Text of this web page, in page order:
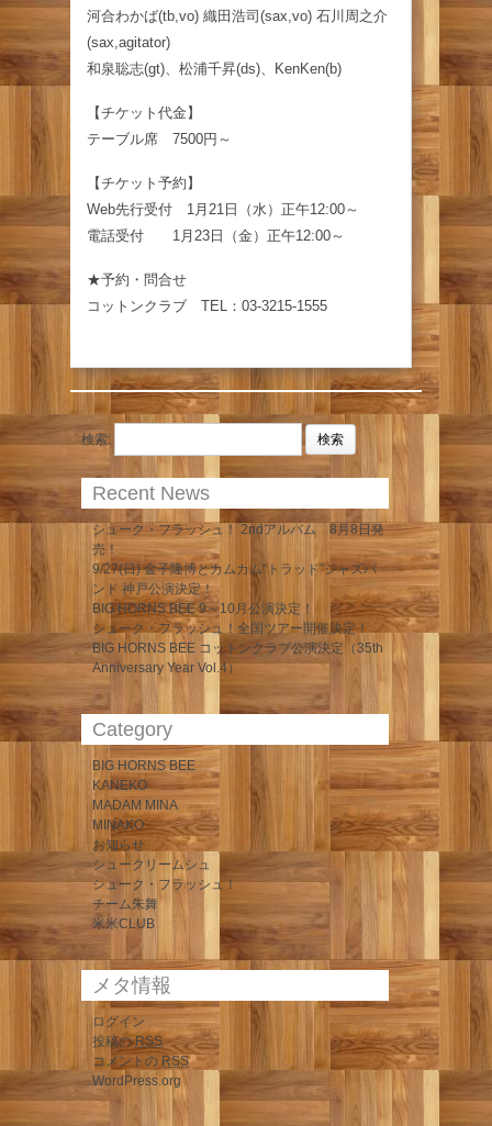
河合わかば(tb,vo) 織田浩司(sax,vo) 石川周之介
(sax,agitator)
和泉聡志(gt)、松浦千昇(ds)、KenKen(b)
【チケット代金】
テーブル席 7500円～
【チケット予約】
Web先行受付 1月21日（水）正午12:00～
電話受付 1月23日（金）正午12:00～
★予約・問合せ
コットンクラブ TEL：03-3215-1555
検索:
Recent News
シューク・フラッシュ！ 2ndアルバム 8月8日発
売！
9/27(日) 金子隆博とカムカム“トラッド”ジャズバ
ンド 神戸公演決定！
BIG HORNS BEE 9～10月公演決定！
シューク・フラッシュ！全国ツアー開催決定！
BIG HORNS BEE コットンクラブ公演決定（35th
Anniversary Year Vol.4）
Category
BIG HORNS BEE
KANEKO
MADAM MINA
MINAKO
お知らせ
シュークリームシュ
シューク・フラッシュ！
チーム朱舞
米米CLUB
メタ情報
ログイン
投稿のRSS
コメントの RSS
WordPress.org